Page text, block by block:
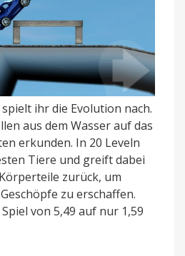
spielt ihr die Evolution nach.
aus dem Wasser auf das
erkunden. In 20 Leveln
Tiere und greift dabei
zurück, um
zu erschaffen.
von 5,49 auf nur 1,59